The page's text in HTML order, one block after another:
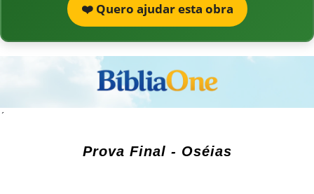
❤️ Quero ajudar esta obra
´
Prova Final - Oséias